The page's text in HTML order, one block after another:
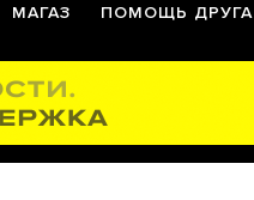
МАГАЗ ПОМОЩЬ ДРУГА